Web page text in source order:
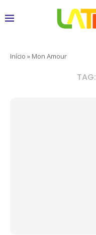
Início » Mon Amour
TAG: